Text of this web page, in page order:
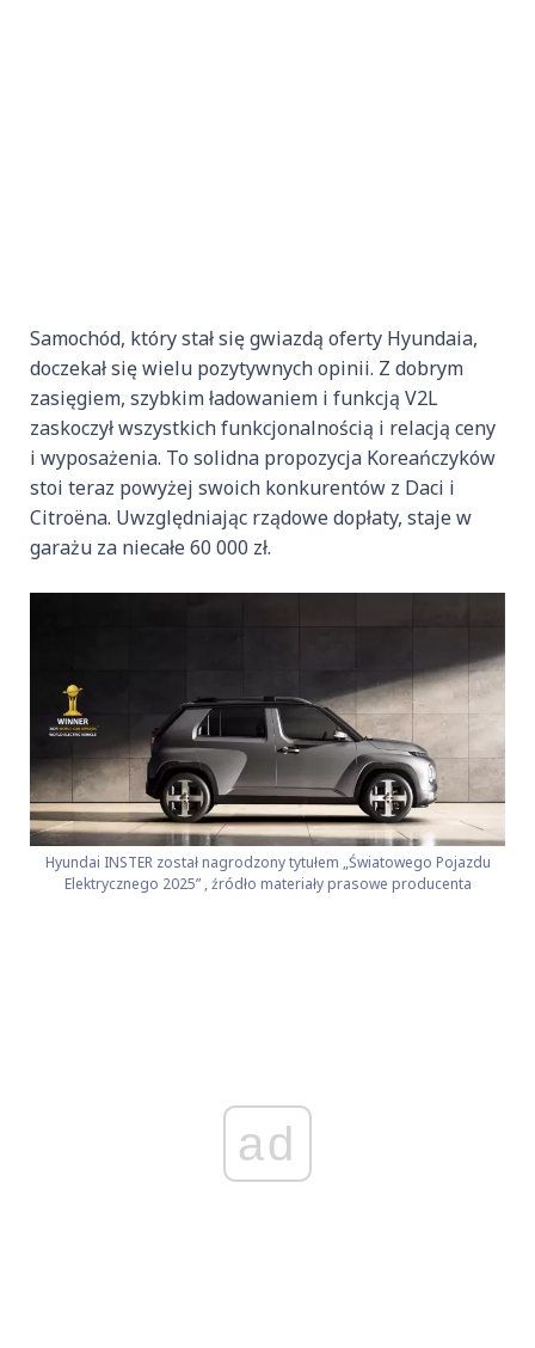
Samochód, który stał się gwiazdą oferty Hyundaia,
doczekał się wielu pozytywnych opinii. Z dobrym
zasięgiem, szybkim ładowaniem i funkcją V2L
zaskoczył wszystkich funkcjonalnością i relacją ceny
i wyposażenia. To solidna propozycja Koreańczyków
stoi teraz powyżej swoich konkurentów z Daci i
Citroëna. Uwzględniając rządowe dopłaty, staje w
garażu za niecałe 60 000 zł.
Hyundai INSTER został nagrodzony tytułem „Światowego Pojazdu
Elektrycznego 2025” , źródło materiały prasowe producenta
ad